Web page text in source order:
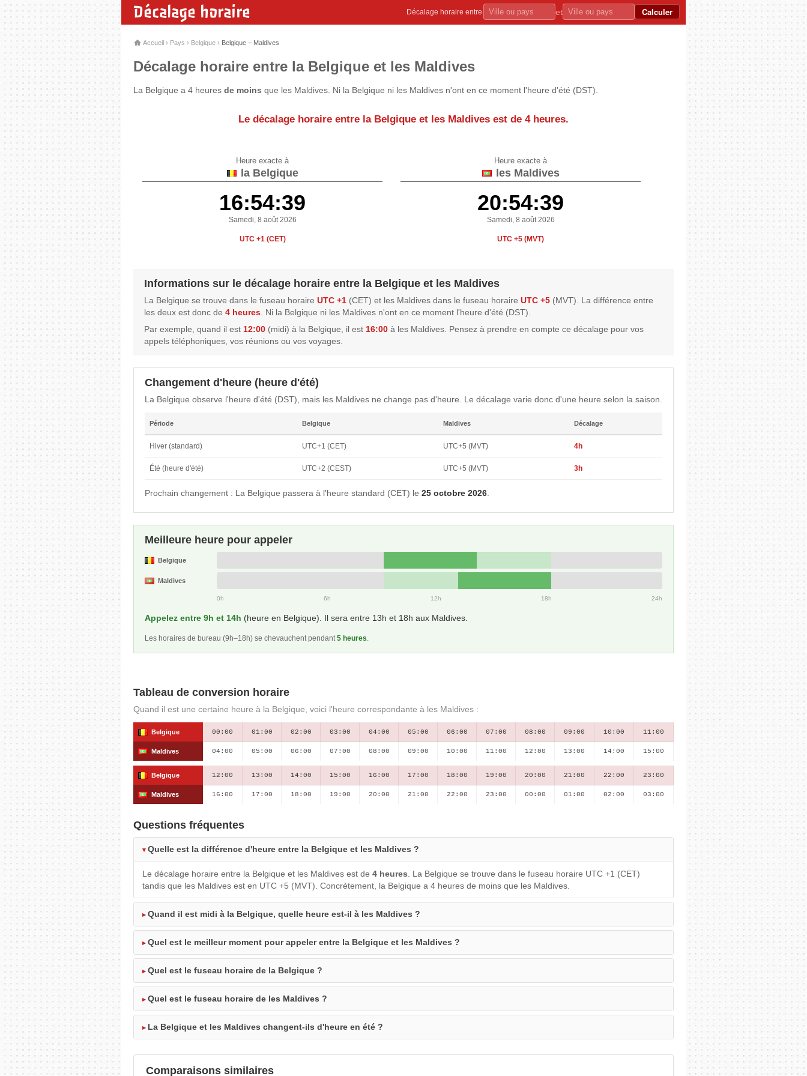
Décalage horaire Décalage horaire entre et Calculer
Accueil › Pays › Belgique › Belgique – Maldives
Décalage horaire entre la Belgique et les Maldives
La Belgique a 4 heures de moins que les Maldives. Ni la Belgique ni les Maldives n'ont en ce moment l'heure d'été (DST).
Le décalage horaire entre la Belgique et les Maldives est de 4 heures.
Heure exacte à
la Belgique
16:54:39
Samedi, 8 août 2026
UTC +1 (CET)
Heure exacte à
les Maldives
20:54:39
Samedi, 8 août 2026
UTC +5 (MVT)
Informations sur le décalage horaire entre la Belgique et les Maldives
La Belgique se trouve dans le fuseau horaire UTC +1 (CET) et les Maldives dans le fuseau horaire UTC +5 (MVT). La différence entre
les deux est donc de 4 heures . Ni la Belgique ni les Maldives n'ont en ce moment l'heure d'été (DST).
Par exemple, quand il est 12:00 (midi) à la Belgique, il est 16:00 à les Maldives. Pensez à prendre en compte ce décalage pour vos
appels téléphoniques, vos réunions ou vos voyages.
Changement d'heure (heure d'été)
La Belgique observe l'heure d'été (DST), mais les Maldives ne change pas d'heure. Le décalage varie donc d'une heure selon la saison.
Période Belgique Maldives Décalage
Hiver (standard) UTC+1 (CET) UTC+5 (MVT) 4h
Été (heure d'été) UTC+2 (CEST) UTC+5 (MVT) 3h
Prochain changement : La Belgique passera à l'heure standard (CET) le 25 octobre 2026
Meilleure heure pour appeler
Belgique
Maldives
0h 6h 12h 18h 24h
Appelez entre 9h et 14h (heure en Belgique). Il sera entre 13h et 18h aux Maldives.
Les horaires de bureau (9h–18h) se chevauchent pendant5 heures.
Tableau de conversion horaire
Quand il est une certaine heure à la Belgique, voici l'heure correspondante à les Maldives :
Belgique 00:00 01:00 02:00 03:00 04:00 05:00 06:00 07:00 08:00 09:00 10:00 11:00
Maldives 04:00 05:00 06:00 07:00 08:00 09:00 10:00 11:00 12:00 13:00 14:00 15:00
Belgique 12:00 13:00 14:00 15:00 16:00 17:00 18:00 19:00 20:00 21:00 22:00 23:00
Maldives 16:00 17:00 18:00 19:00 20:00 21:00 22:00 23:00 00:00 01:00 02:00 03:00
Questions fréquentes
Quelle est la différence d'heure entre la Belgique et les Maldives ?
Le décalage horaire entre la Belgique et les Maldives est de 4 heures . La Belgique se trouve dans le fuseau horaire UTC +1 (CET)
tandis que les Maldives est en UTC +5 (MVT). Concrètement, la Belgique a 4 heures de moins que les Maldives.
Quand il est midi à la Belgique, quelle heure est-il à les Maldives ?
Quel est le meilleur moment pour appeler entre la Belgique et les Maldives ?
Quel est le fuseau horaire de la Belgique ?
Quel est le fuseau horaire de les Maldives ?
La Belgique et les Maldives changent-ils d'heure en été ?
Comparaisons similaires